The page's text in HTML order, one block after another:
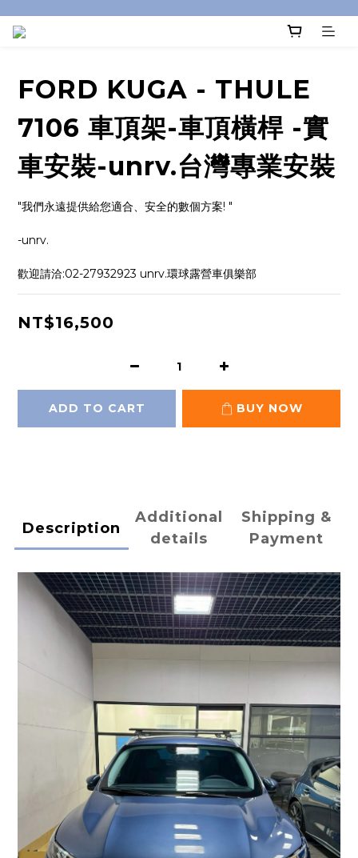
FORD KUGA - THULE
7106 車頂架-車頂橫桿 -實
車安裝-unrv.台灣專業安裝
"我們永遠提供給您適合、安全的數個方案! "
-unrv.
歡迎請洽:02-27932923 unrv.環球露營車俱樂部
NT$16,500
ADD TO CART BUY NOW
Description
Additional
details
Shipping &
Payment